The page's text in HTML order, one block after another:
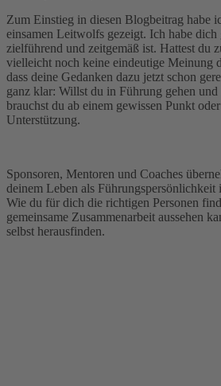
Zum Einstieg in diesen Blogbeitrag habe
einsamen Leitwolfs gezeigt. Ich habe dich
zielführend und zeitgemäß ist. Hattest du
vielleicht noch keine eindeutige Meinung
dass deine Gedanken dazu jetzt schon
ganz klar: Willst du in Führung gehen
brauchst du ab einem gewissen Punkt
Unterstützung.
Sponsoren, Mentoren und Coaches
deinem Leben als Führungspersönlichkeit
Wie du für dich die richtigen Personen
gemeinsame Zusammenarbeit aussehen
selbst herausfinden.